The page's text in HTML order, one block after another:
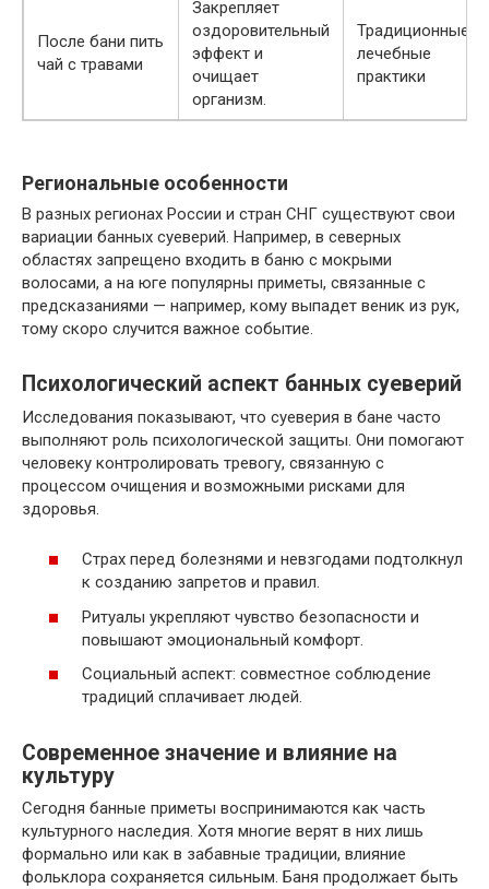
После бани пить
чай с травами
Закрепляет
оздоровительный
эффект и
очищает
организм.
Традиционные
лечебные
практики
Региональные особенности
В разных регионах России и стран СНГ существуют свои
вариации банных суеверий. Например, в северных
областях запрещено входить в баню с мокрыми
волосами, а на юге популярны приметы, связанные с
предсказаниями — например, кому выпадет веник из рук,
тому скоро случится важное событие.
Психологический аспект банных суеверий
Исследования показывают, что суеверия в бане часто
выполняют роль психологической защиты. Они помогают
человеку контролировать тревогу, связанную с
процессом очищения и возможными рисками для
здоровья.
Страх перед болезнями и невзгодами подтолкнул
к созданию запретов и правил.
Ритуалы укрепляют чувство безопасности и
повышают эмоциональный комфорт.
Социальный аспект: совместное соблюдение
традиций сплачивает людей.
Современное значение и влияние на
культуру
Сегодня банные приметы воспринимаются как часть
культурного наследия. Хотя многие верят в них лишь
формально или как в забавные традиции, влияние
фольклора сохраняется сильным. Баня продолжает быть